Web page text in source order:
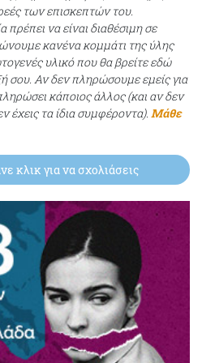
των επισκεπτών του.
να είναι διαθέσιμη σε
κανένα κομμάτι της ύλης
υλικό που θα βρείτε εδώ
σου. Αν δεν πληρώσουμε εμείς για
κάποιος άλλος (και αν δεν
έχεις τα ίδια συμφέροντα). Μάθε
κλικ για να σχολιάσεις